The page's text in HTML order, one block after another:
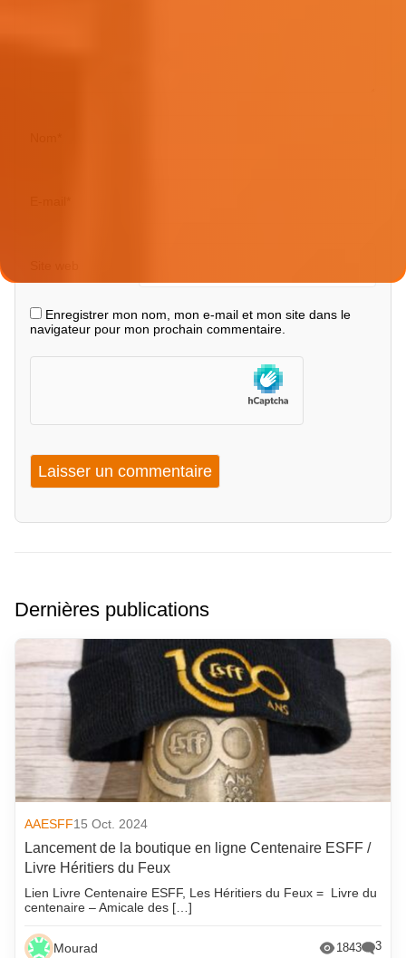
Enregistrer mon nom, mon e-mail et mon site dans le
navigateur pour mon prochain commentaire.
Dernières publications
AAESFF15 Oct. 2024
Lancement de la boutique en ligne Centenaire ESFF /
Livre Héritiers du Feux
Lien Livre Centenaire ESFF, Les Héritiers du Feux = Livre du
centenaire – Amicale des […]
Mourad 1843 3